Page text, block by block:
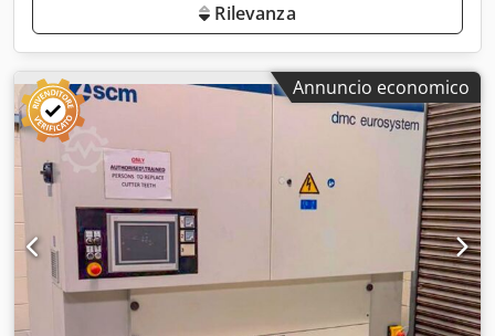
Rilevanza
Annuncio economico